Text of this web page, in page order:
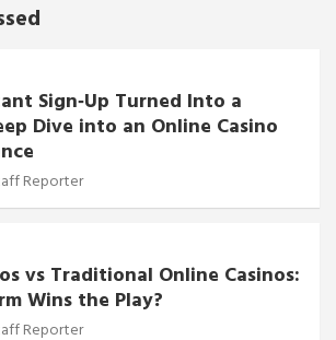
Sign‑Up Turned Into a
Dive into an Online Casino
Reporter
vs Traditional Online Casinos:
Wins the Play?
Reporter